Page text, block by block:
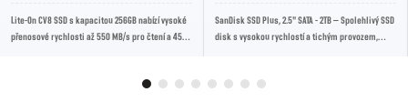
Lite-On CV8 SSD s kapacitou 256GB nabízí vysoké
přenosové rychlosti až 550 MB/s pro čtení a 450
SanDisk SSD Plus, 2.5" SATA - 2TB – Spolehlivý SSD
disk s vysokou rychlostí a tichým provozem,